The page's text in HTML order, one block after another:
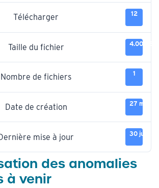
Télécharger 12
Taille du fichier 4.00 KB
Nombre de fichiers 1
Date de création 27 mai
mise à jour 30 juin
des anomalies
à venir